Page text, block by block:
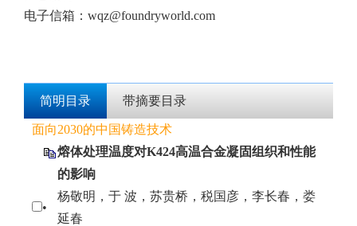
电子信箱： wqz@foundryworld.com
简明目录 带摘要目录
面向2030的中国铸造技术
熔体处理温度对K424高温合金凝固组织和性能
的影响
•
杨敬明，于 波，苏贵桥，税国彦，李长春，娄
延春